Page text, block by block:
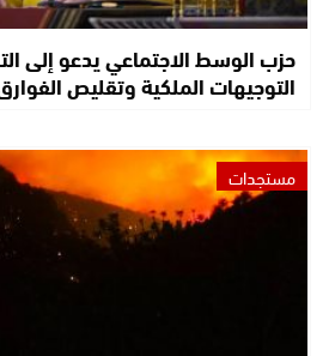
حزب الوسط الاجتماعي يدعو إلى
التوجيهات الملكية وتقليص
مستجدات